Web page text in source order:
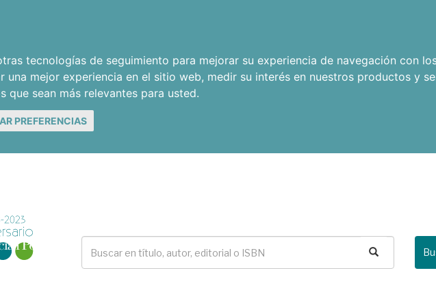
tecnologías de seguimiento para mejorar su experiencia de navegación con
una mejor experiencia en el sitio web, medir su interés en nuestros productos y
que sean más relevantes para usted.
PREFERENCIAS